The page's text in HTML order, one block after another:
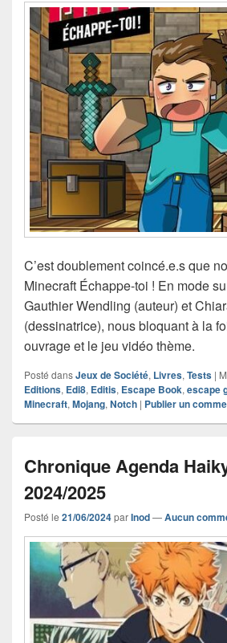
C’est doublement coincé.e.s que
Minecraft Échappe-toi ! En mode
Gauthier Wendling (auteur) et
(dessinatrice), nous bloquant à la
ouvrage et le jeu vidéo thème.
Posté dansJeux de Société, Livres, Tests |
Editions, Edi8, Editis, Escape Book, escape
Minecraft, Mojang, Notch | Publier un
Chronique Agenda
2024/2025
Posté le 21/06/2024parInod—Aucun